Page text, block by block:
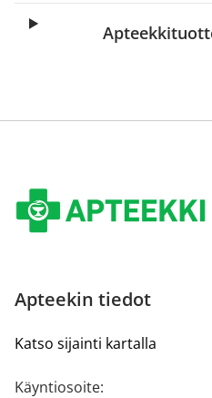
Apteekin tiedot
Katso sijainti kartalla
Käyntiosoite: